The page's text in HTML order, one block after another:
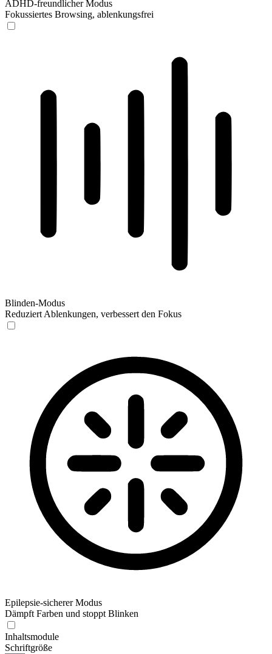
ADHD-freundlicher Modus
Fokussiertes Browsing, ablenkungsfrei
Blinden-Modus
Reduziert Ablenkungen, verbessert den Fokus
Epilepsie-sicherer Modus
Dämpft Farben und stoppt Blinken
Inhaltsmodule
Schriftgröße